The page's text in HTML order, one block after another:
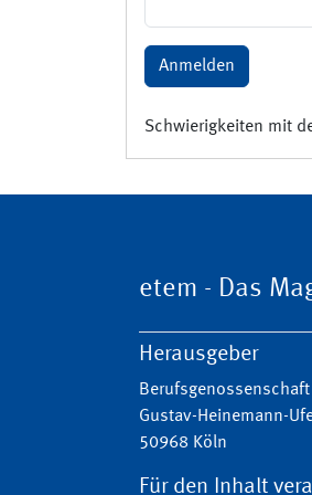
Anmelden
Schwierigkeiten mit
etem - Das
Herausgeber
Berufsgenossenschaft
Gustav-Heinemann-
50968 Köln
Für den Inhalt